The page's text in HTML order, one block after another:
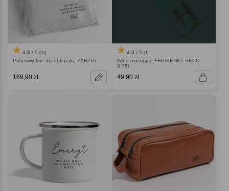
4.8 / 5 (31)
Polarowy koc dla chłopaka ZARZUT
169,90 zł
4.0 / 5 (1)
Wino musujące FREIXENET SECO
0,75l
49,90 zł